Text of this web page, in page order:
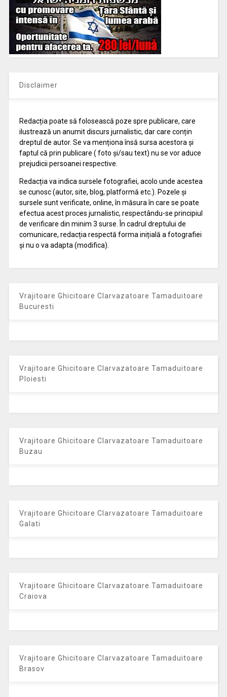
Disclaimer
Redacția poate să folosească poze spre publicare, care
ilustrează un anumit discurs jurnalistic, dar care conțin
dreptul de autor. Se va menționa însă sursa acestora și
faptul că prin publicare ( foto și/sau text) nu se vor aduce
prejudicii persoanei respective.
Redacția va indica sursele fotografiei, acolo unde acestea
se cunosc (autor, site, blog, platformă etc.). Pozele și
sursele sunt verificate, online, în măsura în care se poate
efectua acest proces jurnalistic, respectându-se principiul
de verificare din minim 3 surse. În cadrul dreptului de
comunicare, redacția respectă forma inițială a fotografiei
și nu o va adapta (modifica).
Vrajitoare Ghicitoare Clarvazatoare Tamaduitoare
Bucuresti
Vrajitoare Ghicitoare Clarvazatoare Tamaduitoare
Ploiesti
Vrajitoare Ghicitoare Clarvazatoare Tamaduitoare
Buzau
Vrajitoare Ghicitoare Clarvazatoare Tamaduitoare
Galati
Vrajitoare Ghicitoare Clarvazatoare Tamaduitoare
Craiova
Vrajitoare Ghicitoare Clarvazatoare Tamaduitoare
Brasov